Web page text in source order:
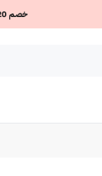
خصم 20٪ على طلبك الأول باستخدام كود NEW20